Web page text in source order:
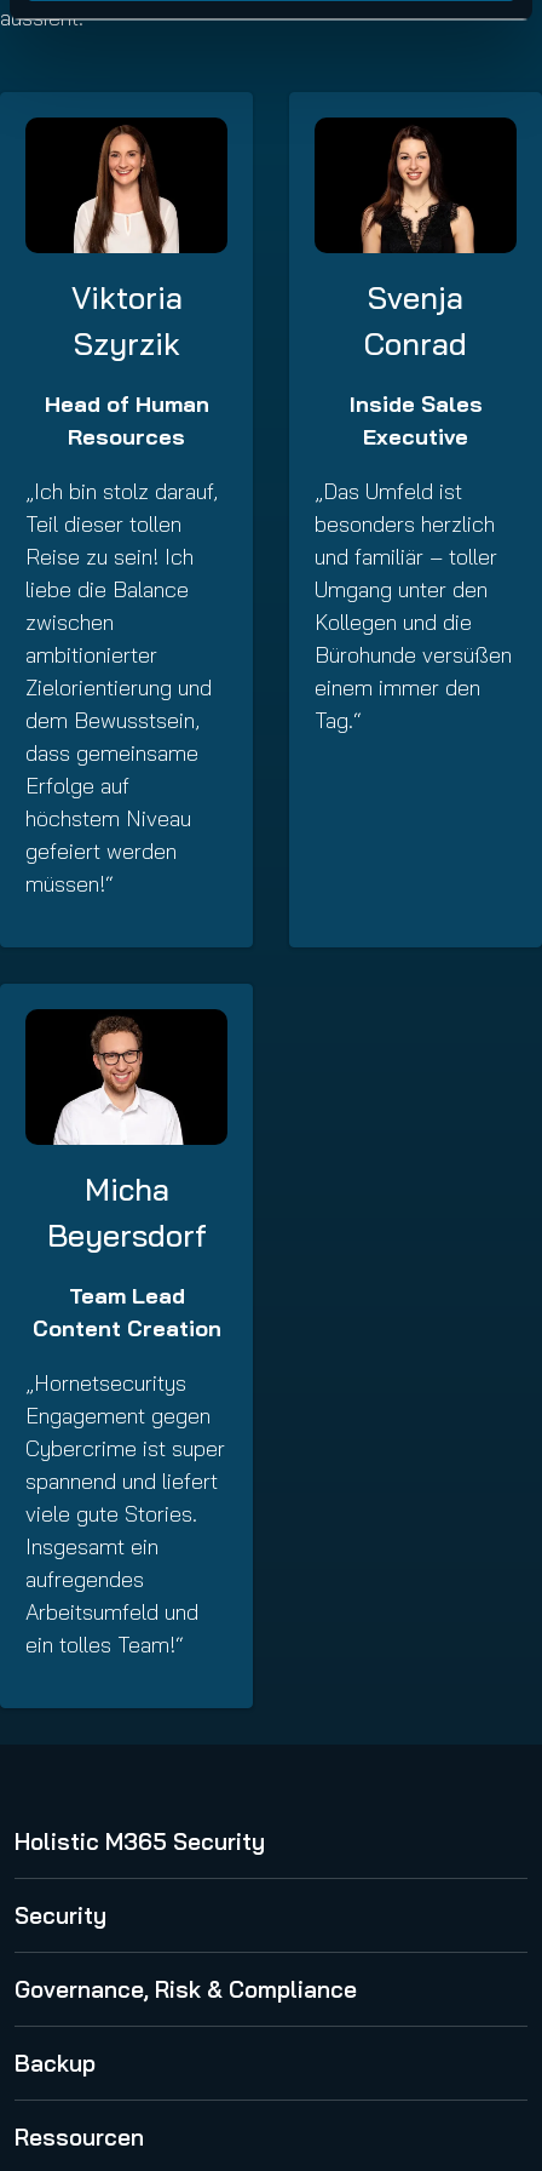
aussieht.
Viktoria
Szyrzik
Head of Human
Resources
„Ich bin stolz darauf,
Teil dieser tollen
Reise zu sein! Ich
liebe die Balance
zwischen
ambitionierter
Zielorientierung und
dem Bewusstsein,
dass gemeinsame
Erfolge auf
höchstem Niveau
gefeiert werden
müssen!“
Svenja
Conrad
Inside Sales
Executive
„Das Umfeld ist
besonders herzlich
und familiär – toller
Umgang unter den
Kollegen und die
Bürohunde versüßen
einem immer den
Tag.“
Micha
Beyersdorf
Team Lead
Content Creation
„Hornetsecuritys
Engagement gegen
Cybercrime ist super
spannend und liefert
viele gute Stories.
Insgesamt ein
aufregendes
Arbeitsumfeld und
ein tolles Team!“
Holistic M365 Security
365 Total Protection
Security
Spam and Malware Protection
Advanced Threat Protection
Security Awareness Service
Governance, Risk & Compliance
365 Permission Manager
AI Recipient Validation
Backup
365 Total Backup
Ressourcen